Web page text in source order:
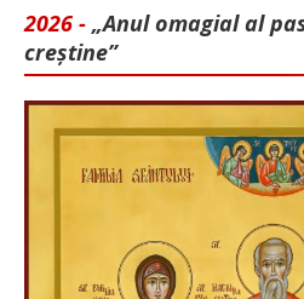
2026 - „Anul omagial al
creștine”